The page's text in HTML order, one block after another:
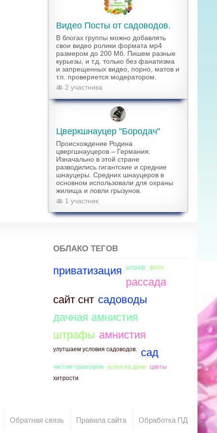
Видео Посты от садоводов.
В блогах группы можно добавлять
свои видео ролики формата мр4
размером до 200 Мб. Пишем разные
курьезы, и т.д. только без фанатизма
и запрещенных видео, порно, матов и
т.п. проверяется модератором.
2 участника
Цверкшнауцер "Бородач"
Происхождение Родина
цвергшнауцеров – Германия.
Изначально в этой стране
разводились гигантские и средние
шнауцеры. Средних шнауцеров в
основном использовали для охраны
жилища и ловли грызунов.
1 участник
ОБЛАКО ТЕГОВ
приватизация штраф фото
рассада
сайт снт садоводы
дачная амнистия
штрафы амнистия
улутшаем условия садоводов. сад
чистим трактором успех на даче
цветы
хитрости
Обратная связь Правила сайта Обработка ПД